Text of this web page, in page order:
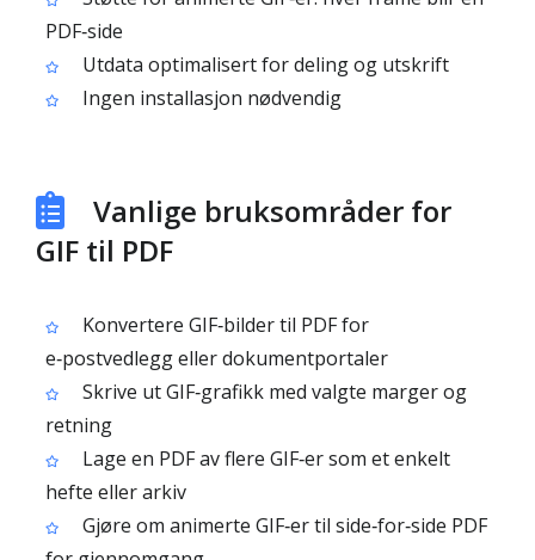
PDF‑side
Utdata optimalisert for deling og utskrift
Ingen installasjon nødvendig
Vanlige bruksområder for
GIF til PDF
Konvertere GIF‑bilder til PDF for
e‑postvedlegg eller dokumentportaler
Skrive ut GIF‑grafikk med valgte marger og
retning
Lage en PDF av flere GIF‑er som et enkelt
hefte eller arkiv
Gjøre om animerte GIF‑er til side‑for‑side PDF